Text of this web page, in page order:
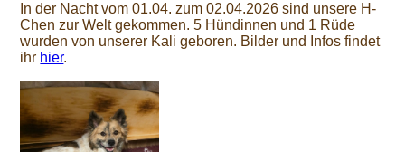
In der Nacht vom 01.04. zum 02.04.2026 sind unsere H-
Chen zur Welt gekommen. 5 Hündinnen und 1 Rüde
wurden von unserer Kali geboren. Bilder und Infos findet
ihr hier.